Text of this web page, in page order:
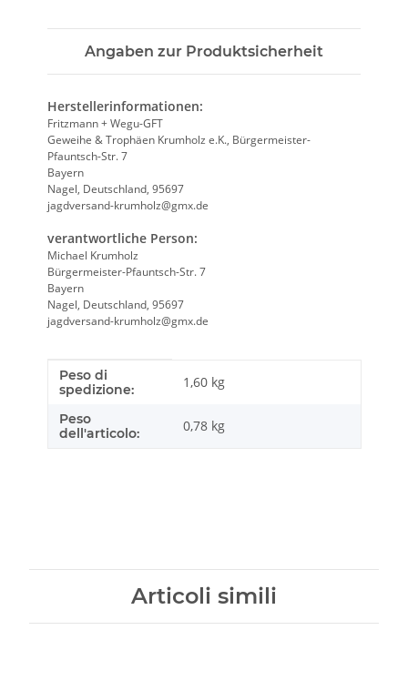
Angaben zur Produktsicherheit
Herstellerinformationen:
Fritzmann + Wegu-GFT
Geweihe & Trophäen Krumholz e.K., Bürgermeister-
Pfauntsch-Str. 7
Bayern
Nagel, Deutschland, 95697
jagdversand-krumholz@gmx.de
verantwortliche Person:
Michael Krumholz
Bürgermeister-Pfauntsch-Str. 7
Bayern
Nagel, Deutschland, 95697
jagdversand-krumholz@gmx.de
Caratteristica prodotto
Valore
Peso di
spedizione:
1,60 kg
Peso
dell'articolo:
0,78 kg
Articoli simili